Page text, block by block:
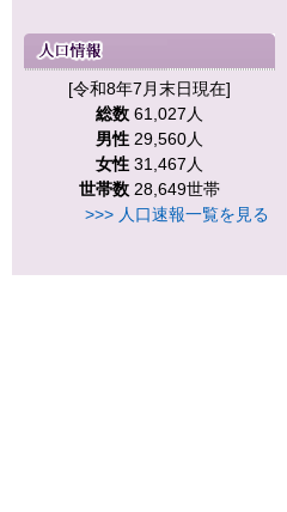
[令和8年7月末日現在]
総数 61,027人
男性 29,560人
女性 31,467人
世帯数 28,649世帯
>>> 人口速報一覧を見る